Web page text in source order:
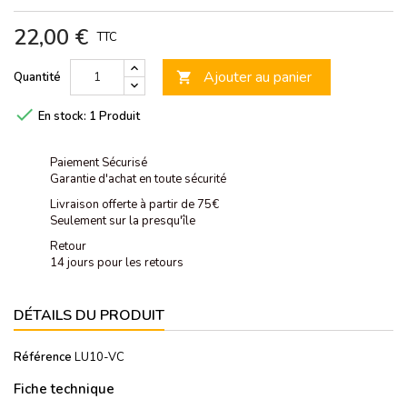
22,00 € TTC
Quantité  Ajouter au panier
 En stock: 1 Produit
Paiement Sécurisé
Garantie d'achat en toute sécurité
Livraison offerte à partir de 75€
Seulement sur la presqu'île
Retour
14 jours pour les retours
DÉTAILS DU PRODUIT
Référence LU10-VC
Fiche technique